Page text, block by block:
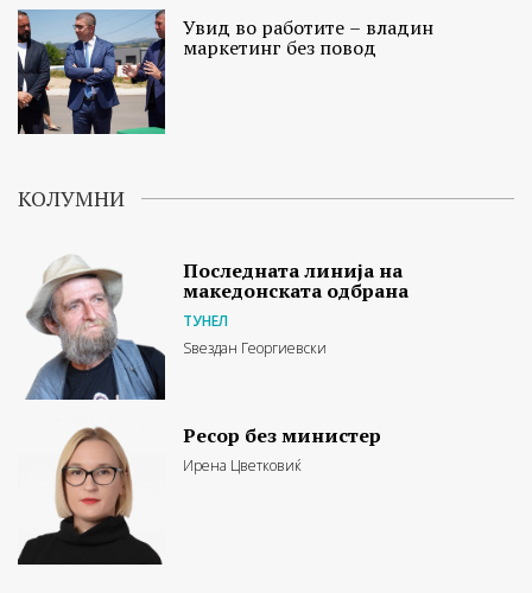
Увид во работите – владин
маркетинг без повод
КОЛУМНИ
Последната линија на
македонската одбрана
ТУНЕЛ
Ѕвездан Георгиевски
Ресор без министер
Ирена Цветковиќ